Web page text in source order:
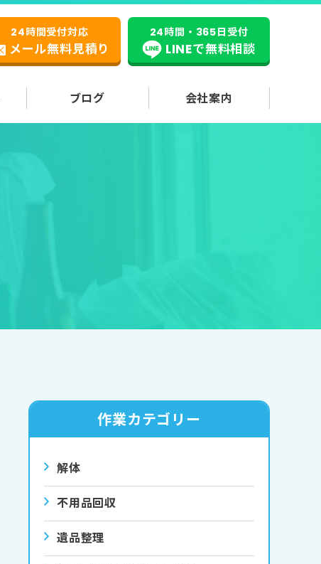
24時間・365日受付
LINEで無料相談
24時間受付対応
メール無料見積り
ブログ 会社案内
作業カテゴリー
解体
不用品回収
遺品整理